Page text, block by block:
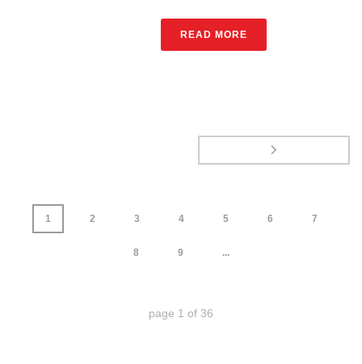
READ MORE
1 2 3 4 5 6 7
8 9 ...
page 1 of 36